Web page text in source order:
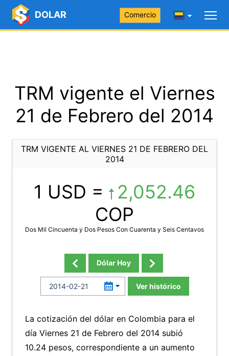
DOLAR Comercio
TRM vigente el Viernes
21 de Febrero del 2014
TRM VIGENTE AL VIERNES 21 DE FEBRERO DEL
2014
1 USD =
2,052.46
COP
Dos Mil Cincuenta y Dos Pesos Con Cuarenta y Seis Centavos
Dólar Hoy
Ver histórico
La cotización del dólar en Colombia para el
día Viernes 21 de Febrero del 2014 subió
10.24 pesos, correspondiente a un aumento